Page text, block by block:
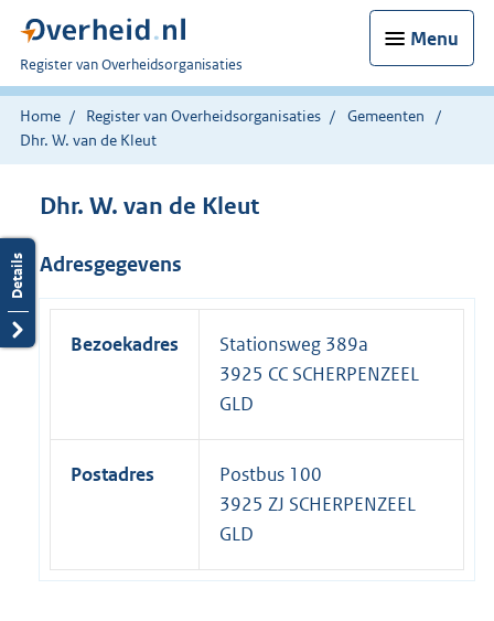
Menu
U
bent
nu
hier:
Register van Overheidsorganisaties
Home Register van Overheidsorganisaties
Gemeenten
Dhr. W. van de Kleut
Dhr. W. van de Kleut
Adresgegevens
Bezoekadres
Stationsweg 389a
3925 CC SCHERPENZEEL
GLD
Postadres
Postbus 100
3925 ZJ SCHERPENZEEL
GLD